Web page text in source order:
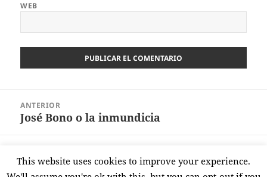
WEB
entradas
ANTERIOR
Entrada
José Bono o la inmundicia
Entrada
Sánchez en Telecolorín
This website uses cookies to improve your experience.